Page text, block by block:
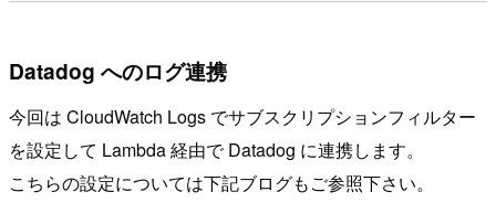
Datadog へのログ連携
今回は CloudWatch Logs でサブスクリプションフィルター
を設定して Lambda 経由で Datadog に連携します。
こちらの設定については下記ブログもご参照下さい。